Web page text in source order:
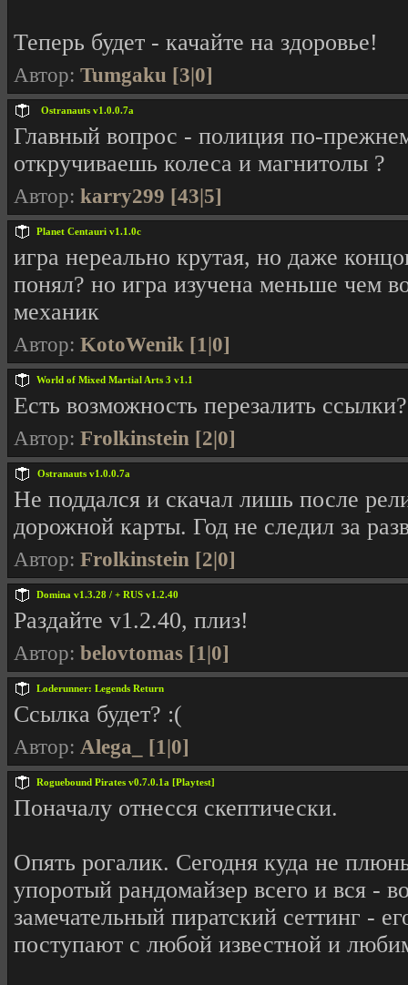
Теперь будет - качайте на здоровье!
Автор: Tumgaku [3|0]
Ostranauts v1.0.0.7a
Главный вопрос - полиция по-
откручиваешь колеса и магнитолы ?
Автор: karry299 [43|5]
Planet Centauri v1.1.0c
игра нереально крутая, но даже
понял? но игра изучена меньше чем
механик
Автор: KotoWenik [1|0]
World of Mixed Martial Arts 3 v1.1
Есть возможность перезалить ссылки?
Автор: Frolkinstein [2|0]
Ostranauts v1.0.0.7a
Не поддался и скачал лишь после
дорожной карты. Год не следил за
Автор: Frolkinstein [2|0]
Domina v1.3.28 / + RUS v1.2.40
Раздайте v1.2.40, плиз!
Автор: belovtomas [1|0]
Loderunner: Legends Return
Ссылка будет? :(
Автор: Alega_ [1|0]
Roguebound Pirates v0.7.0.1a [Playtest]
Поначалу отнесся скептически.
Опять рогалик. Сегодня куда не
упоротый рандомайзер всего и вся -
замечательный пиратский сеттинг -
поступают с любой известной и